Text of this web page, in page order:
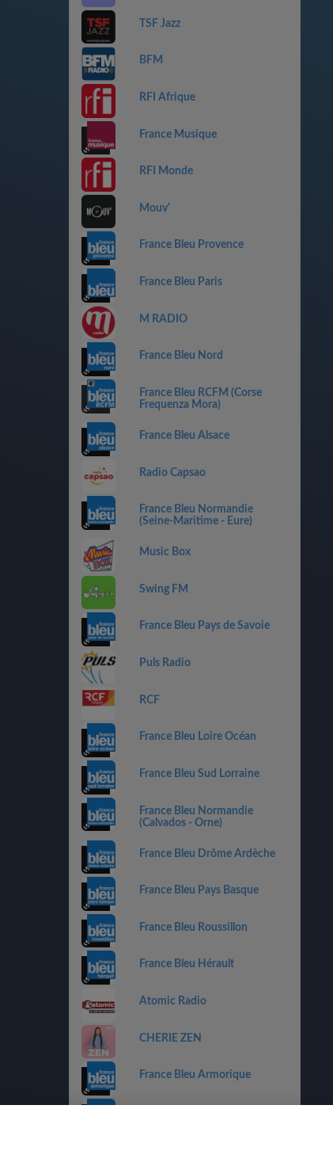
TSF Jazz
BFM
RFI Afrique
France Musique
RFI Monde
Mouv'
France Bleu Provence
France Bleu Paris
M RADIO
France Bleu Nord
France Bleu RCFM (Corse
Frequenza Mora)
France Bleu Alsace
Radio Capsao
France Bleu Normandie
(Seine-Maritime - Eure)
Music Box
Swing FM
France Bleu Pays de Savoie
Puls Radio
RCF
France Bleu Loire Océan
France Bleu Sud Lorraine
France Bleu Normandie
(Calvados - Orne)
France Bleu Drôme Ardèche
France Bleu Pays Basque
France Bleu Roussillon
France Bleu Hérault
Atomic Radio
CHERIE ZEN
France Bleu Armorique